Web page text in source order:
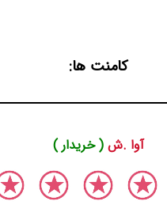
کامنت ها:
آوا .ش( خریدار )